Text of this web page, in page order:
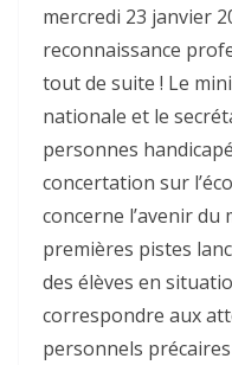
mercredi 23 janvier
reconnaissance
tout de suite ! Le
nationale et le
personnes
concertation sur
concerne l’avenir du
premières pistes
des élèves en
correspondre aux
personnels